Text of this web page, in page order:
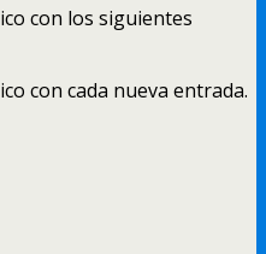
con los siguientes
con cada nueva entrada.